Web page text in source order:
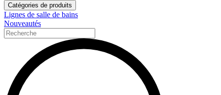
Catégories de produits
Lignes de salle de bains
Nouveautés